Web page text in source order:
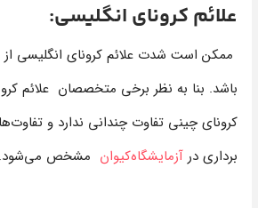
علائم کرونای انگلیسی:
ممکن است شدت علائم کرونای انگلیسی از
باشد. بنا به نظر برخی متخصصان علائم
کرونای چینی تفاوت چندانی ندارد و
‌برداری درآزمایشگاه‌کیوان مشخص می‌شود.